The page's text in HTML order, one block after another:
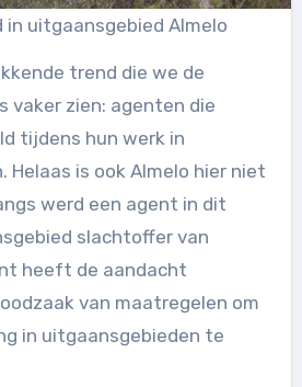
uitgaansgebied Almelo
trend die we de
zien: agenten die
tijdens hun werk in
Helaas is ook Almelo hier niet
werd een agent in dit
slachtoffer van
heeft de aandacht
van maatregelen om
in uitgaansgebieden te